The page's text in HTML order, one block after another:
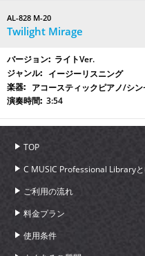
AL-828 M-20
Twilight Mirage
ライトVer.
イージーリスニング
アコースティックピアノ/シ
3:54
TOP
C MUSIC Professional Libraryと
ご利用の流れ
料金プラン
使用条件